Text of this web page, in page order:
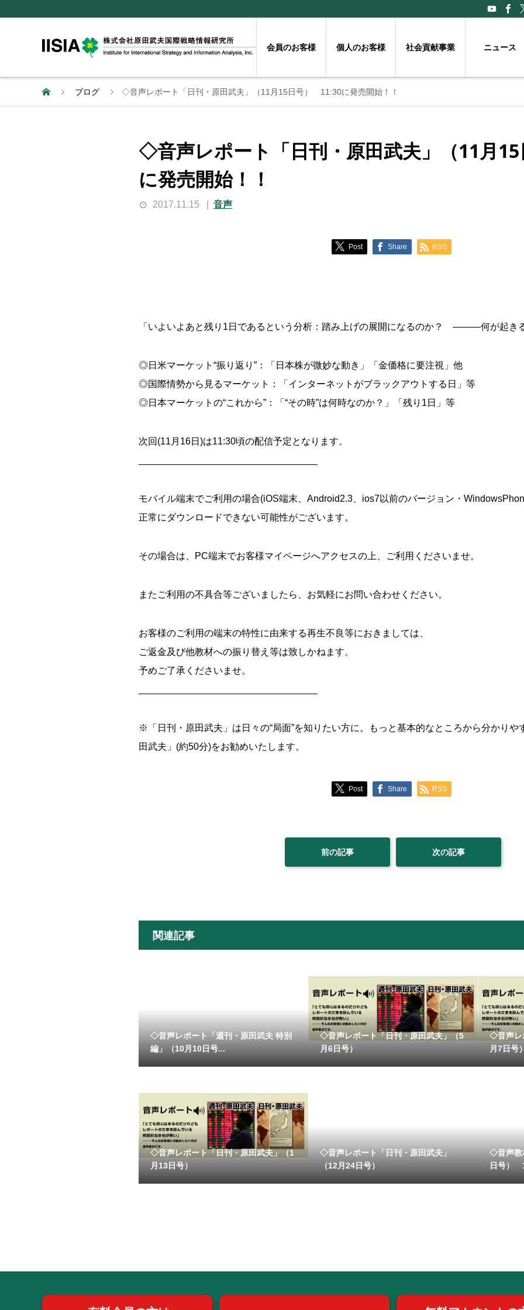
会員のお客様 個人のお客様 社会貢献事業 ニュース
ブログ ◇音声レポート「日刊・原田武夫」（11月15日号） 11:30に発売開始！！
◇音声レポート「日刊・原田武夫」（11月
に発売開始！！
2017.11.15 音声
Post Share RSS
「いよいよあと残り1日であるという分析：踏み上げの展開になるのか？ ―――何が起き
◎日米マーケット“振り返り”：「日本株が微妙な動き」「金価格に要注視」他
◎国際情勢から見るマーケット：「インターネットがブラックアウトする日」等
◎日本マーケットの“これから”：「“その時”は何時なのか？」「残り1日」等
次回(11月16日)は11:30頃の配信予定となります。
モバイル端末でご利用の場合(iOS端末、Android2.3、ios7以前のバージョン・
正常にダウンロードできない可能性がございます。
その場合は、PC端末でお客様マイページへアクセスの上、ご利用くださいませ。
またご利用の不具合等ございましたら、お気軽にお問い合わせください。
お客様のご利用の端末の特性に由来する再生不良等におきましては、
ご返金及び他教材への振り替え等は致しかねます。
予めご了承くださいませ。
※「日刊・原田武夫」は日々の“局面”を知りたい方に。もっと基本的なところから分かりや
田武夫」(約50分)をお勧めいたします。
Post Share RSS
前の記事 次の記事
関連記事
◇音声レポート「週刊・原田武夫 特別
編」（10月10日号...
◇音声レポート「日刊・原田武夫」（5
月6日号）
◇音声レ
月7日号）
◇音声レポート「日刊・原田武夫」（1
月13日号）
◇音声レポート「日刊・原田武夫」
（12月24日号）
◇音声教
日号）